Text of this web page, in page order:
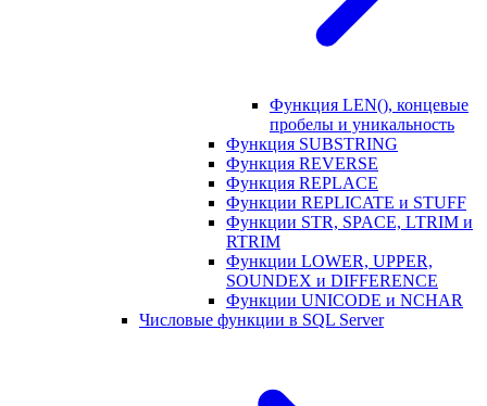
Функция LEN(), концевые
пробелы и уникальность
Функция SUBSTRING
Функция REVERSE
Функция REPLACE
Функции REPLICATE и STUFF
Функции STR, SPACE, LTRIM и
RTRIM
Функции LOWER, UPPER,
SOUNDEX и DIFFERENCE
Функции UNICODE и NCHAR
Числовые функции в SQL Server